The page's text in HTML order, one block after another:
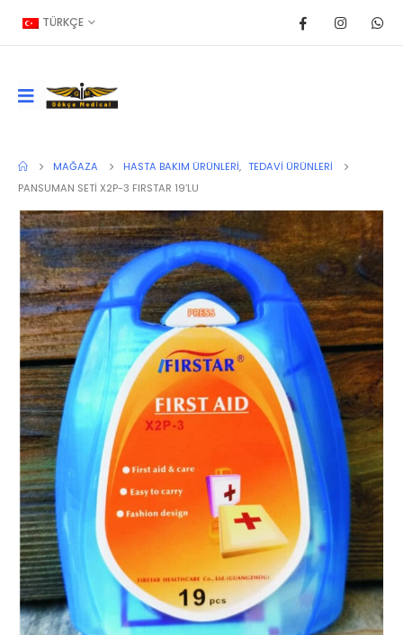
TÜRKÇE
MAĞAZA HASTA BAKIM ÜRÜNLERI, TEDAVI ÜRÜNLERI
PANSUMAN SETİ X2P-3 FIRSTAR 19’LU